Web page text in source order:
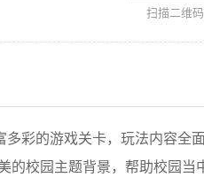
扫描二维
多彩的游戏关卡，玩法内容全
的校园主题背景，帮助校园当